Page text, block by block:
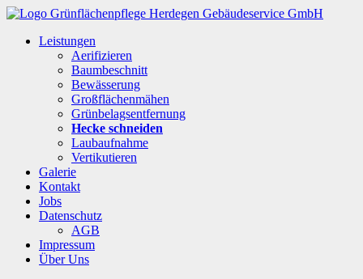
Leistungen
Aerifizieren
Baumbeschnitt
Bewässerung
Großflächenmähen
Grünbelagsentfernung
Hecke schneiden
Laubaufnahme
Vertikutieren
Galerie
Kontakt
Jobs
Datenschutz
AGB
Impressum
Über Uns